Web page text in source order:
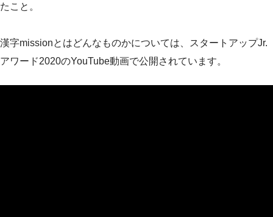
たこと。
漢字missionとはどんなものかについては、スタートアップJr.
アワード2020のYouTube動画で公開されています。